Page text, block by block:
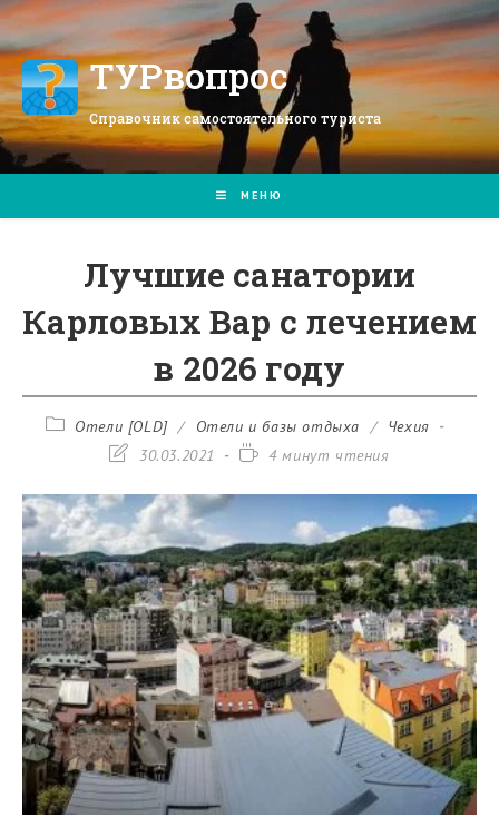
Перейти
к
содержимомуТУРвопрос
Справочник самостоятельного туриста
МЕНЮ
Лучшие санатории
Карловых Вар с лечением
в 2026 году
РубрикаОтели [OLD] / Отели и базы отдыха / Чехия
Запись30.03.2021
Время4 минут чтения